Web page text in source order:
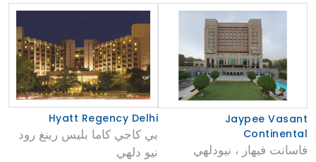
Jaypee Vasant
Continental
فاسانت فيهار ، نيودلهي
Hyatt Regency Delhi
بي كاجي كاما بليس رينغ رود
نيو دلهي